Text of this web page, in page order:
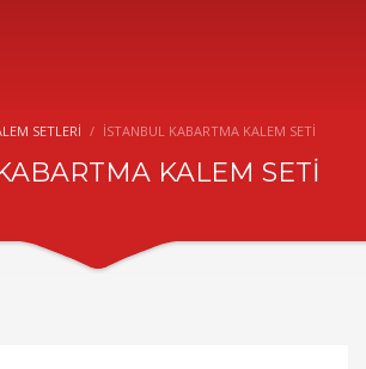
SETLERI İSTANBUL KABARTMA KALEM SETİ
KALEM SETİ